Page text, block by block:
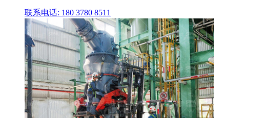
联系电话: 180 3780 8511